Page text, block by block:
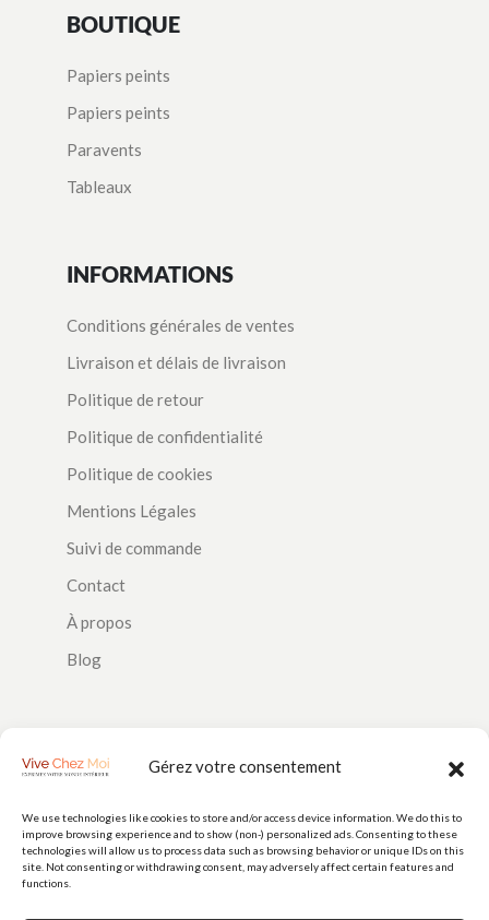
Gérez votre consentement
We use technologies like cookies to store and/or access device information. We do this to
improve browsing experience and to show (non-) personalized ads. Consenting to these
technologies will allow us to process data such as browsing behavior or unique IDs on this
site. Not consenting or withdrawing consent, may adversely affect certain features and
functions.
BOUTIQUE
Papiers peints
Papiers peints
Paravents
Tableaux
INFORMATIONS
Conditions générales de ventes
Livraison et délais de livraison
Politique de retour
Politique de confidentialité
Politique de cookies
Mentions Légales
Suivi de commande
Contact
À propos
Blog
PAIEMENTS